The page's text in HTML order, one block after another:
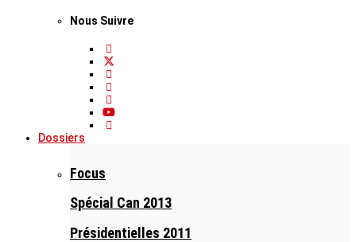
Nous Suivre
Dossiers
Focus
Spécial Can 2013
Présidentielles 2011